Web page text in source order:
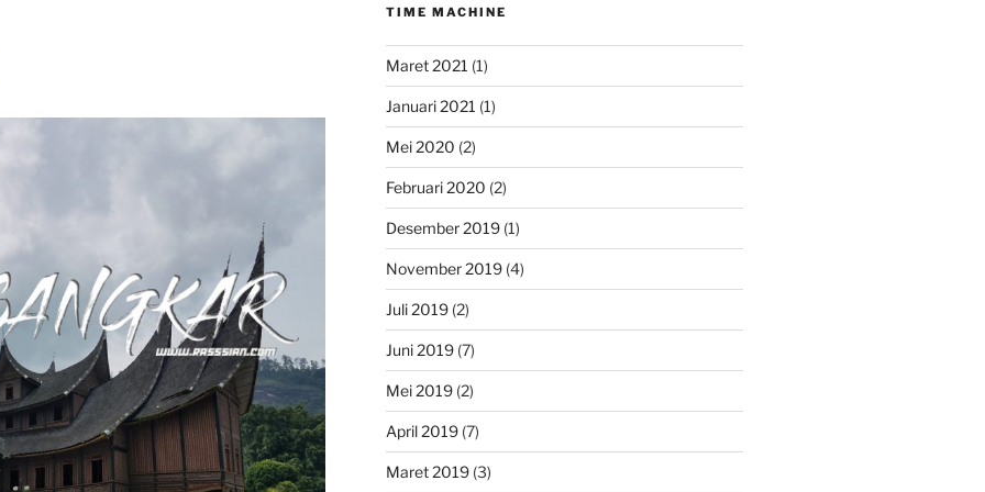
TIME MACHINE
Maret 2021 (1)
Januari 2021 (1)
Mei 2020 (2)
Februari 2020 (2)
Desember 2019(1)
November 2019(4)
Juli 2019(2)
Juni 2019(7)
Mei 2019(2)
April 2019(7)
Maret 2019(3)